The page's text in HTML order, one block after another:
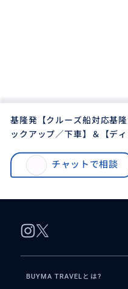
基隆発【クルーズ船対応基
ックアップ／下車】＆【ディ
選べるお食事クーポン付き】
名様利用プラン＞台北市内
チャットで相談
基隆発【クルーズ船対応基隆港ピ
＜鼎泰豊＞全店優先入店選べるお
台北市内観光フリー７時
BUYMA TRAVELとは?